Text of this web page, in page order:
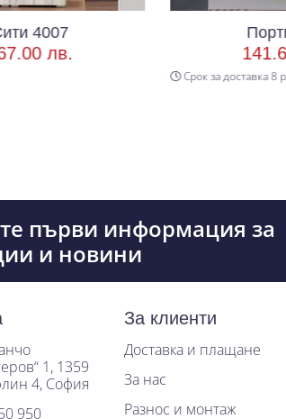
Портманто Сити 4006
277.00 лв.
първи информация за
и новини
1, 1359
4, София
950
За клиенти
Доставка и плащане
За нас
Разнос и монтаж